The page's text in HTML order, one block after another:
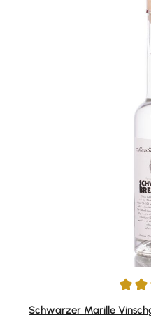
Durchschnittliche
Schwarzer Marille